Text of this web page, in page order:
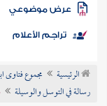
الكتب
موضوعي
تراجم الأعلام
الرئيسية مجموع فتاوى
رسالة في التوسل والوسيلة